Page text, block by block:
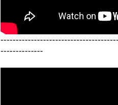
--------------